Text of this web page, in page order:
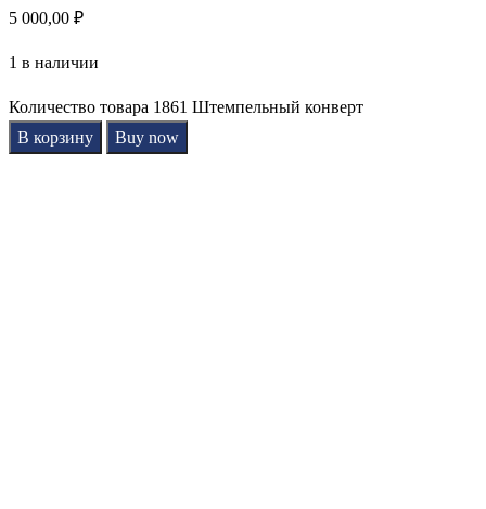
5 000,00 ₽
1 в наличии
Количество товара 1861 Штемпельный конверт
В корзину
Buy now